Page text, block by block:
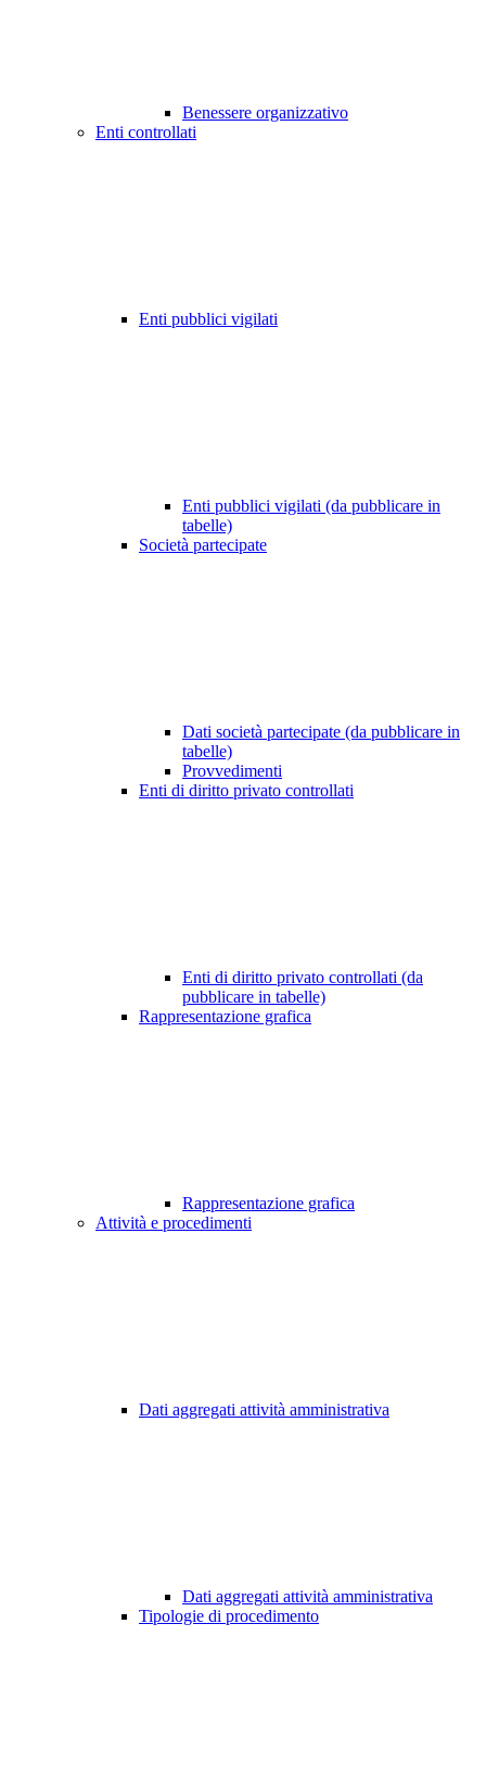
Benessere organizzativo
Enti controllati
Enti pubblici vigilati
Enti pubblici vigilati (da pubblicare in
tabelle)
Società partecipate
Dati società partecipate (da pubblicare in
tabelle)
Provvedimenti
Enti di diritto privato controllati
Enti di diritto privato controllati (da
pubblicare in tabelle)
Rappresentazione grafica
Rappresentazione grafica
Attività e procedimenti
Dati aggregati attività amministrativa
Dati aggregati attività amministrativa
Tipologie di procedimento